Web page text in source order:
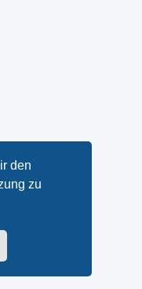
den
zu